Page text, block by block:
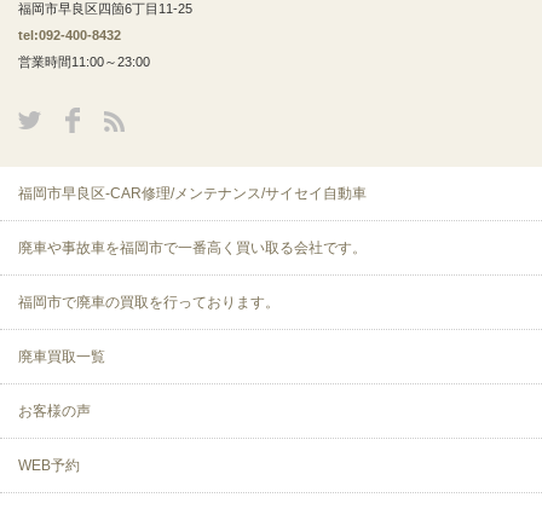
福岡市早良区四箇6丁目11-25
tel:092-400-8432
営業時間11:00～23:00
福岡市早良区-CAR修理/メンテナンス/サイセイ自動車
廃車や事故車を福岡市で一番高く買い取る会社です。
福岡市で廃車の買取を行っております。
廃車買取一覧
お客様の声
WEB予約